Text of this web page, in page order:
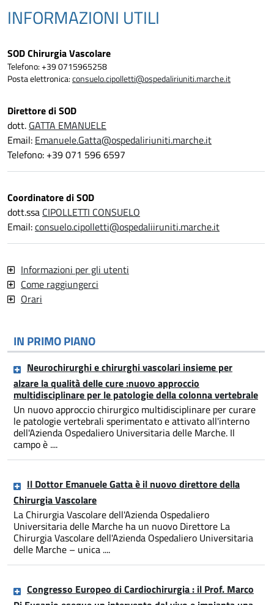
INFORMAZIONI UTILI
SOD Chirurgia Vascolare
Telefono: +39 0715965258
Posta elettronica:consuelo.cipolletti@ospedaliriuniti.marche.it
Direttore di SOD
dott. GATTA EMANUELE
Email: Emanuele.Gatta@ospedaliriuniti.marche.it
Telefono: +39 071 596 6597
Coordinatore di SOD
dott.ssa CIPOLLETTI CONSUELO
Email:consuelo.cipolletti@ospedaliiruniti.marche.it
Informazioni per gli utenti
Come raggiungerci
Orari
IN PRIMO PIANO
Neurochirurghi e chirurghi vascolari insieme per
alzare la qualità delle cure :nuovo approccio
multidisciplinare per le patologie della colonna vertebrale
Un nuovo approccio chirurgico multidisciplinare per curare
le patologie vertebrali sperimentato e attivato all'interno
dell'Azienda Ospedaliero Universitaria delle Marche. Il
campo è ....
Il Dottor Emanuele Gatta è il nuovo direttore della
Chirurgia Vascolare
La Chirurgia Vascolare dell'Azienda Ospedaliero
Universitaria delle Marche ha un nuovo Direttore La
Chirurgia Vascolare dell'Azienda Ospedaliero Universitaria
delle Marche – unica ....
Congresso Europeo di Cardiochirurgia : il Prof. Marco